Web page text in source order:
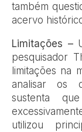
também
acervo
Limitações –
pesquisador
limitações na
analisar os
sustenta
utilizou